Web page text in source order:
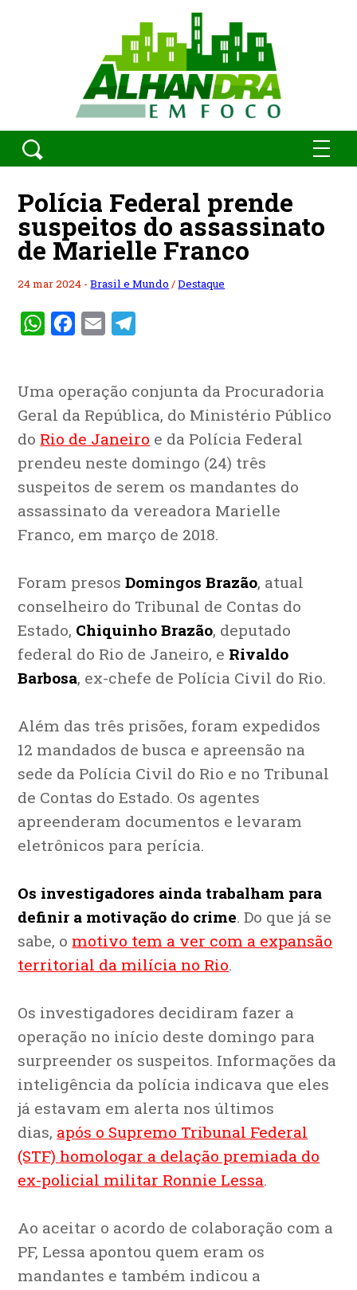
Polícia Federal prende
suspeitos do assassinato
de Marielle Franco
24 mar 2024 -Brasil e Mundo /Destaque
WhatsAppFacebook
Email
Uma operação conjunta da Procuradoria
Geral da República, do Ministério Público
do Rio de Janeiro e da Polícia Federal
prendeu neste domingo (24) três
suspeitos de serem os mandantes do
assassinato da vereadora Marielle
Franco, em março de 2018.
Foram presosDomingos Brazão, atual
conselheiro do Tribunal de Contas do
Estado, Chiquinho Brazão, deputado
federal do Rio de Janeiro, e Rivaldo
Barbosa, ex-chefe de Polícia Civil do Rio.
Além das três prisões, foram expedidos
12 mandados de busca e apreensão na
sede da Polícia Civil do Rio e no Tribunal
de Contas do Estado. Os agentes
apreenderam documentos e levaram
eletrônicos para perícia.
Os investigadores ainda trabalham para
definir a motivação do crime. Do que já se
sabe, o motivo tem a ver com a expansão
territorial da milícia no Rio.
Os investigadores decidiram fazer a
operação no início deste domingo para
surpreender os suspeitos. Informações da
inteligência da polícia indicava que eles
já estavam em alerta nos últimos
dias, após o Supremo Tribunal Federal
(STF) homologar a delação premiada do
ex-policial militar Ronnie Lessa.
Ao aceitar o acordo de colaboração com a
PF, Lessa apontou quem eram os
mandantes e também indicou a